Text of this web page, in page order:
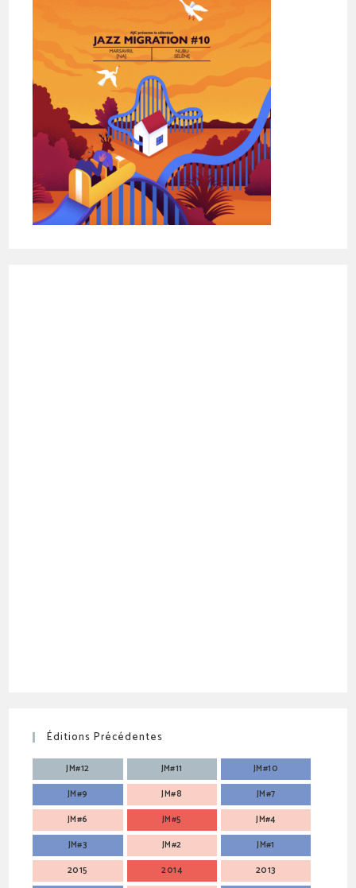
Éditions Précédentes
JM#12 JM#11
JM#10
JM#9
JM#8
JM#7
JM#6
JM#5
JM#4
JM#3
JM#2
JM#1
2015
2014
2013